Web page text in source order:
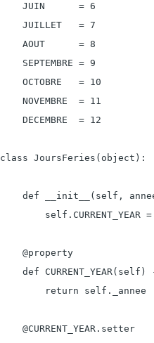
    JUIN      = 6
    JUILLET   = 7
    AOUT      = 8
    SEPTEMBRE = 9
    OCTOBRE   = 10
    NOVEMBRE  = 11
    DECEMBRE  = 12
class JoursFeries(object):
def __init__(self,
self.CURRENT_YEAR =
    @property
def CURRENT_YEAR(self)
        return self._annee
    @CURRENT_YEAR.setter